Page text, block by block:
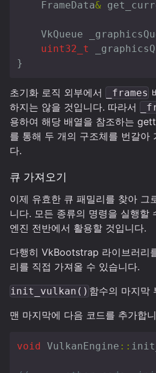
FrameData&
VkQueue
uint32_t
}
초기화 로직 외부에서 _frames
하지는 않을 것입니다. 따라서
용하여 해당 배열을 참조하는
를 통해 두 개의 구조체를 번갈아
다.
큐 가져오기
이제 유효한 큐 패밀리를 찾아 그
니다. 모든 종류의 명령을 실행할
엔진 전반에서 활용할 것입니다.
다행히 VkBootstrap 라이브러리
리를 직접 가져올 수 있습니다.
init_vulkan() 함수의 마지막
맨 마지막에 다음 코드를 추가합
void VulkanEngine ::